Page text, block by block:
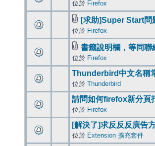
位於 Firefox
[求助]Super Start問
位於 Firefox
書籤說明欄，等同聯
位於 Firefox
Thunderbird中文名稱
位於 Thunderbird
請問如何firefox新分頁
位於 Firefox
[解決了]求反反反廣告
位於 Extension 擴充套件